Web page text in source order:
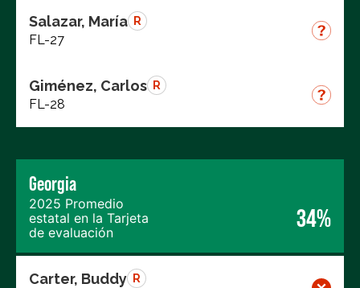
Salazar, María R
FL-27
Giménez, Carlos R
FL-28
Georgia
2025 Promedio
estatal en la Tarjeta
de evaluación
34%
Carter, Buddy R